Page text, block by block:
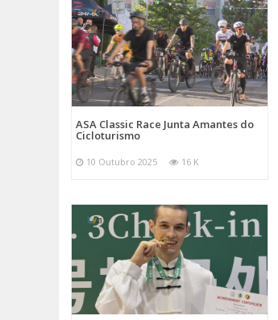
ASA Classic Race Junta Amantes do
Cicloturismo
10 Outubro 2025 16 K